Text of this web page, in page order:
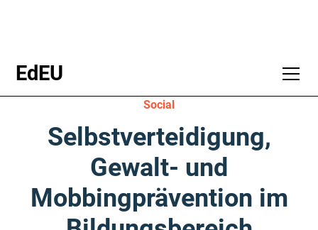
EdEU
Social
Selbstverteidigung,
Gewalt- und
Mobbingprävention im